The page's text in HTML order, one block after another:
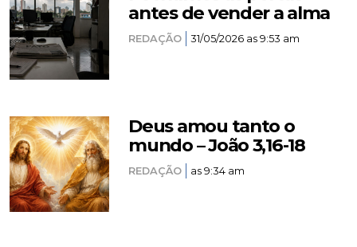
antes de vender a alma
REDAÇÃO 31/05/2026 as 9:53 am
Deus amou tanto o
mundo – João 3,16-18
REDAÇÃO as 9:34 am